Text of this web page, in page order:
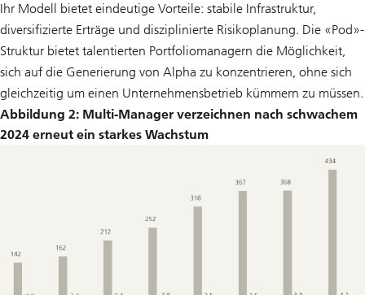
Ihr Modell bietet eindeutige Vorteile: stabile Infrastruktur,
diversifizierte Erträge und disziplinierte Risikoplanung. Die «Pod»-
Struktur bietet talentierten Portfoliomanagern die Möglichkeit,
sich auf die Generierung von Alpha zu konzentrieren, ohne sich
gleichzeitig um einen Unternehmensbetrieb kümmern zu müssen.
Abbildung 2: Multi-Manager verzeichnen nach schwachem
2024 erneut ein starkes Wachstum